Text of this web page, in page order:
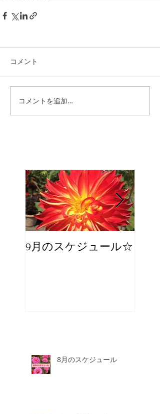
コメント
コメントを追加…
9月のスケジュール☆
8月のスケジュール